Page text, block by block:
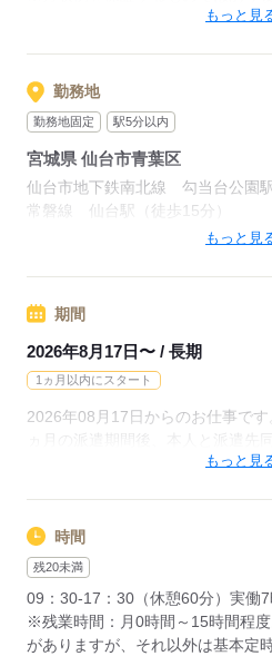
もっと見
勤務地
勤務地固定 駅5分以内
宮城県 仙台市青葉区
仙台市地下鉄南北線 勾当台公園駅
常磐線 仙台駅（徒歩15分）
仙台市地下鉄南北線 勾当台公園
もっと見
期間
2026年8月17日〜 / 長期
1ヵ月以内にスタート
2026年08月17日からのお仕事で
ヵ月の派遣期間後、本人と派遣先
・人気の在宅や大学事務のお仕事
たくさんのお仕事の中からあなた
09月、10月スタートのご希望の方も
まずはお気軽にご相談ください☆
もっと見
時間
残20未満
09：30-17：30（休憩60分）実働
※残業時間：月0時間～15時間程
がありますが、それ以外は基本定時